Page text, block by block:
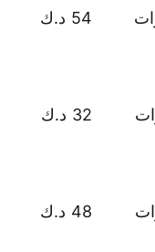
54 د.ك
32 د.ك
48 د.ك